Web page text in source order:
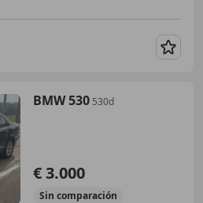
BMW 530 530d
€ 3.000
Sin comparación